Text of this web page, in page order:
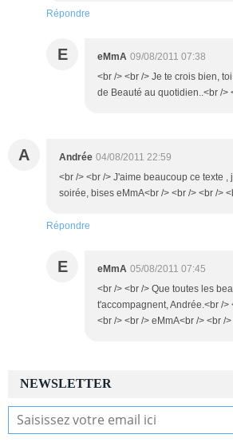
Répondre
E eMmA 09/08/2011 07:38
<br /> <br /> Je te crois bien,
de Beauté au quotidien..<br />
A Andrée 04/08/2011 22:59
<br /> <br /> J'aime beaucoup ce texte ,
soirée, bises eMmA<br /> <br /> <br />
Répondre
E eMmA 05/08/2011 07:45
<br /> <br /> Que toutes les
t'accompagnent, Andrée.<br />
<br /> <br /> eMmA<br /> <br /
NEWSLETTER